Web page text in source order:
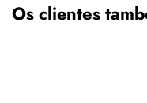
Os clientes